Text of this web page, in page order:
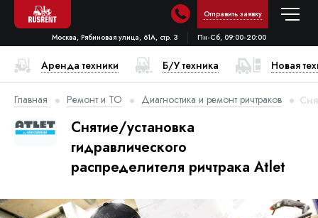
Отправить заявку
Москва, Рябиновая улица, 61А, стр. 3 Пн-Сб, 09:00-20:00
Аренда техники Б/У техника Новая
Главная Ремонт и ТО Диагностика и ремонт ричтраков
Снятие/установка
гидравлического
распределителя ричтрака Atlet